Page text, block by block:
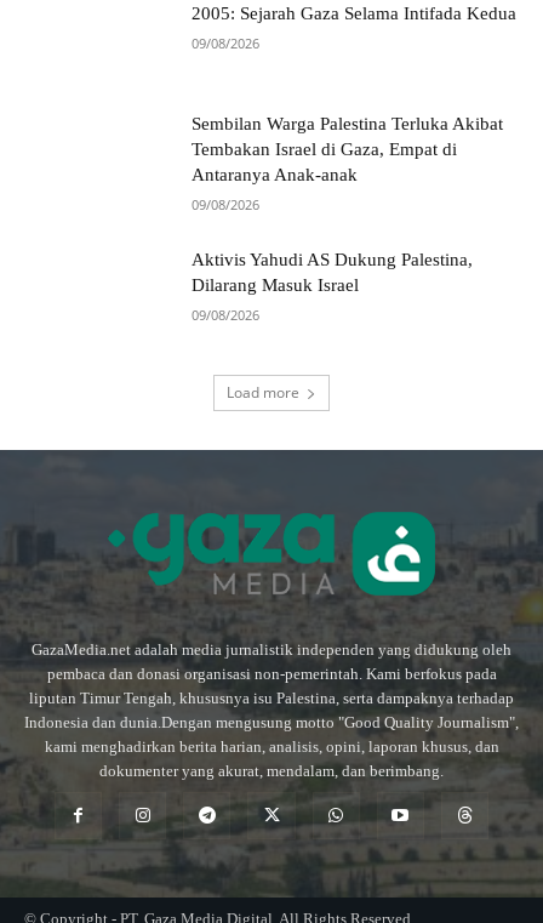
2005: Sejarah Gaza Selama Intifada Kedua
09/08/2026
Sembilan Warga Palestina Terluka Akibat
Tembakan Israel di Gaza, Empat di
Antaranya Anak-anak
09/08/2026
Aktivis Yahudi AS Dukung Palestina,
Dilarang Masuk Israel
09/08/2026
Load more
GazaMedia.net adalah media jurnalistik independen yang didukung oleh
pembaca dan donasi organisasi non-pemerintah. Kami berfokus pada
liputan Timur Tengah, khususnya isu Palestina, serta dampaknya terhadap
Indonesia dan dunia.Dengan mengusung motto "Good Quality Journalism",
kami menghadirkan berita harian, analisis, opini, laporan khusus, dan
dokumenter yang akurat, mendalam, dan berimbang.
© Copyright - PT. Gaza Media Digital. All Rights Reserved.